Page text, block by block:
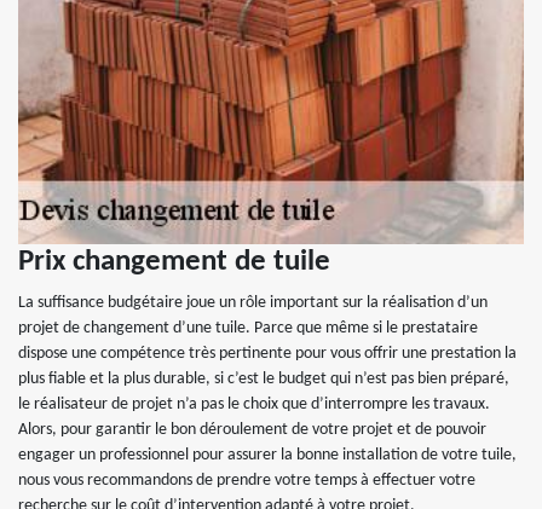
Prix changement de tuile
La suffisance budgétaire joue un rôle important sur la réalisation d’un
projet de changement d’une tuile. Parce que même si le prestataire
dispose une compétence très pertinente pour vous offrir une prestation la
plus fiable et la plus durable, si c’est le budget qui n’est pas bien préparé,
le réalisateur de projet n’a pas le choix que d’interrompre les travaux.
Alors, pour garantir le bon déroulement de votre projet et de pouvoir
engager un professionnel pour assurer la bonne installation de votre tuile,
nous vous recommandons de prendre votre temps à effectuer votre